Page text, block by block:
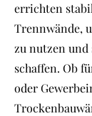
errichten
Trennwände,
zu nutzen und
schaffen. Ob
oder